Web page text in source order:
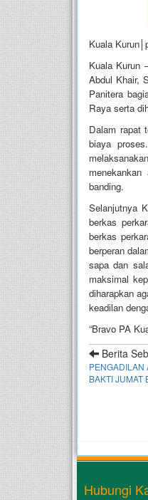
Kuala
Kuala Kurun
Abdul Khair,
Panitera
Raya serta
Dalam rapat
biaya
banding.
Selanjutnya
berkas
berkas
berperan
sapa dan
maksimal
diharapkan
keadilan
“Bravo PA
Berita
PENGADILAN
BAKTI JUMAT
Hubungi